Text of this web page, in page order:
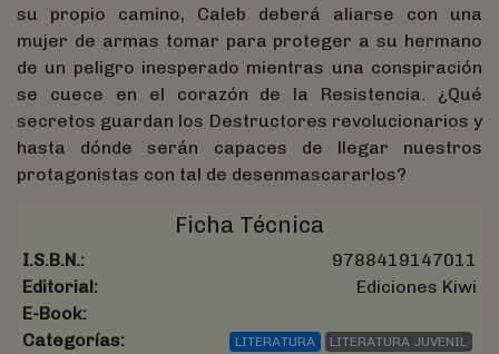
su propio camino, Caleb deberá aliarse con una
mujer de armas tomar para proteger a su hermano
de un peligro inesperado mientras una conspiración
se cuece en el corazón de la Resistencia. ¿Qué
secretos guardan los Destructores revolucionarios y
hasta dónde serán capaces de llegar nuestros
protagonistas con tal de desenmascararlos?
Ficha Técnica
I.S.B.N.:
9788419147011
Editorial:
Ediciones Kiwi
E-Book:
Categorías:
LITERATURA LITERATURA JUVENIL